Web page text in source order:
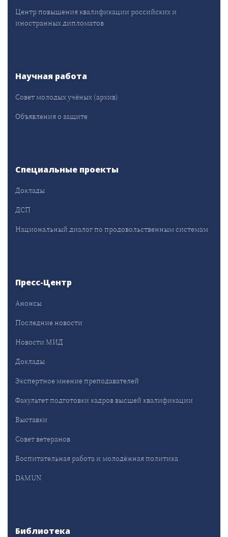
Центр повышения квалификации российских и
иностранных дипломатов
Научная работа
Совет молодых учёных (архив)
Объявления о защите
Специальные проекты
Доклады
ДСП
Национальный диалог по продовольственным системам
Пресс-Центр
Анонсы
Последние новости
Новости МИД
Доклады
Экспертное мнение преподавателей
Факультет подготовки кадров высшей квалификации
Выставки
Совет ветеранов
Воспитательная работа и молодёжная политика
DAMUN
Библиотека